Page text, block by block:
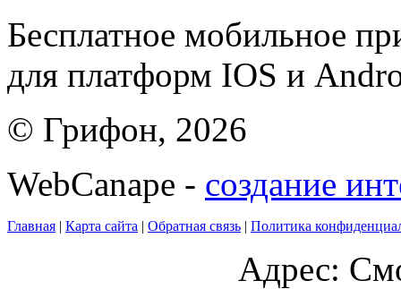
Бесплатное мобильное
для платформ IOS и
© Грифон, 2026
WebCanape - создание
Главная | Карта сайта | Обратная связь | Политика
Адрес: